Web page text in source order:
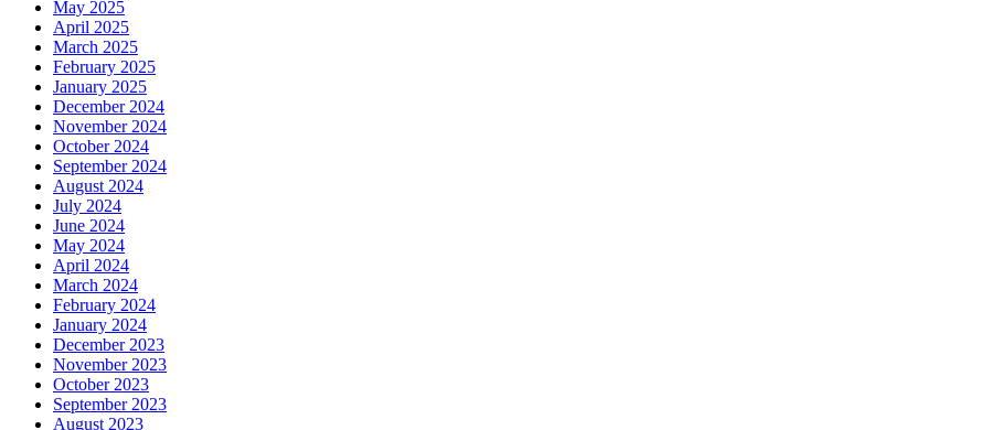
May 2025
April 2025
March 2025
February 2025
January 2025
December 2024
November 2024
October 2024
September 2024
August 2024
July 2024
June 2024
May 2024
April 2024
March 2024
February 2024
January 2024
December 2023
November 2023
October 2023
September 2023
August 2023